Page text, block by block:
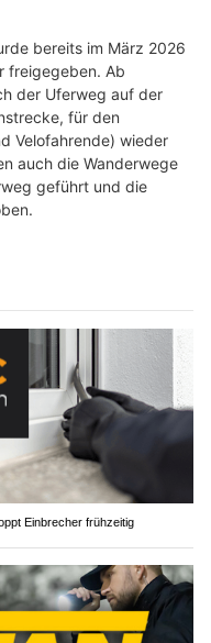
bereits im März 2026
freigegeben. Ab
der Uferweg auf der
für den
Velofahrende) wieder
auch die Wanderwege
geführt und die
Einbrecher frühzeitig